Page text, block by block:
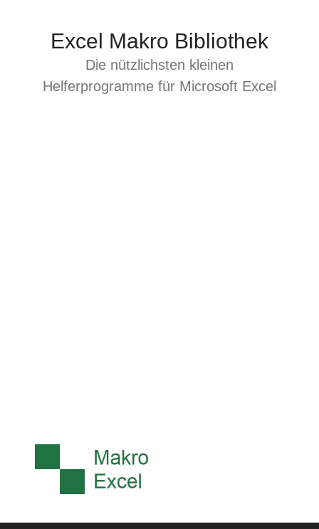
Excel Makro Bibliothek
Die nützlichsten kleinen
Helferprogramme für Microsoft Excel